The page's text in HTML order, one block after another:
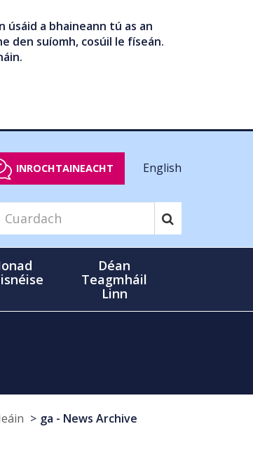
úsáid a bhaineann tú as an
den suíomh, cosúil le físeán.
INROCHTAINEACHT English
Déan
Teagmháil
Linn
ga - News Archive